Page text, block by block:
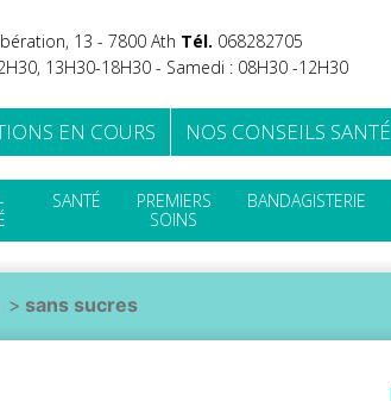
13 - 7800 Ath Tél. ‭068282705
13H30-18H30 - Samedi : 08H30 -12H30
EN COURS NOS CONSEILS SANTÉ
SANTÉ
PREMIERS
SOINS
BANDAGISTERIE
sans sucres